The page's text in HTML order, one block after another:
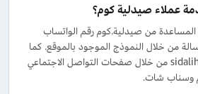
عملاء صيدلية كوم؟
من صيدلية.كوم رقم الواتساب
إرسال رسالة من خلال النموذج الموجود بالموقع. كما
يمكنك التواصل مع sidalih.com من خلال صفحات التواصل الاجتماعي
وسناب شات.